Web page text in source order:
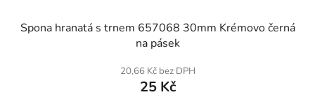
Spona hranatá s trnem 657068 30mm Krémovo černá
na pásek
20,66 Kč bez DPH
25 Kč